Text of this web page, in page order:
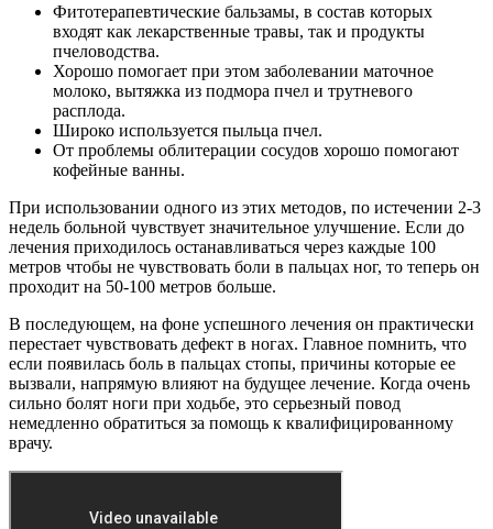
Фитотерапевтические бальзамы, в состав которых
входят как лекарственные травы, так и продукты
пчеловодства.
Хорошо помогает при этом заболевании маточное
молоко, вытяжка из подмора пчел и трутневого
расплода.
Широко используется пыльца пчел.
От проблемы облитерации сосудов хорошо помогают
кофейные ванны.
При использовании одного из этих методов, по истечении 2-3
недель больной чувствует значительное улучшение. Если до
лечения приходилось останавливаться через каждые 100
метров чтобы не чувствовать боли в пальцах ног, то теперь он
проходит на 50-100 метров больше.
В последующем, на фоне успешного лечения он практически
перестает чувствовать дефект в ногах. Главное помнить, что
если появилась боль в пальцах стопы, причины которые ее
вызвали, напрямую влияют на будущее лечение. Когда очень
сильно болят ноги при ходьбе, это серьезный повод
немедленно обратиться за помощь к квалифицированному
врачу.